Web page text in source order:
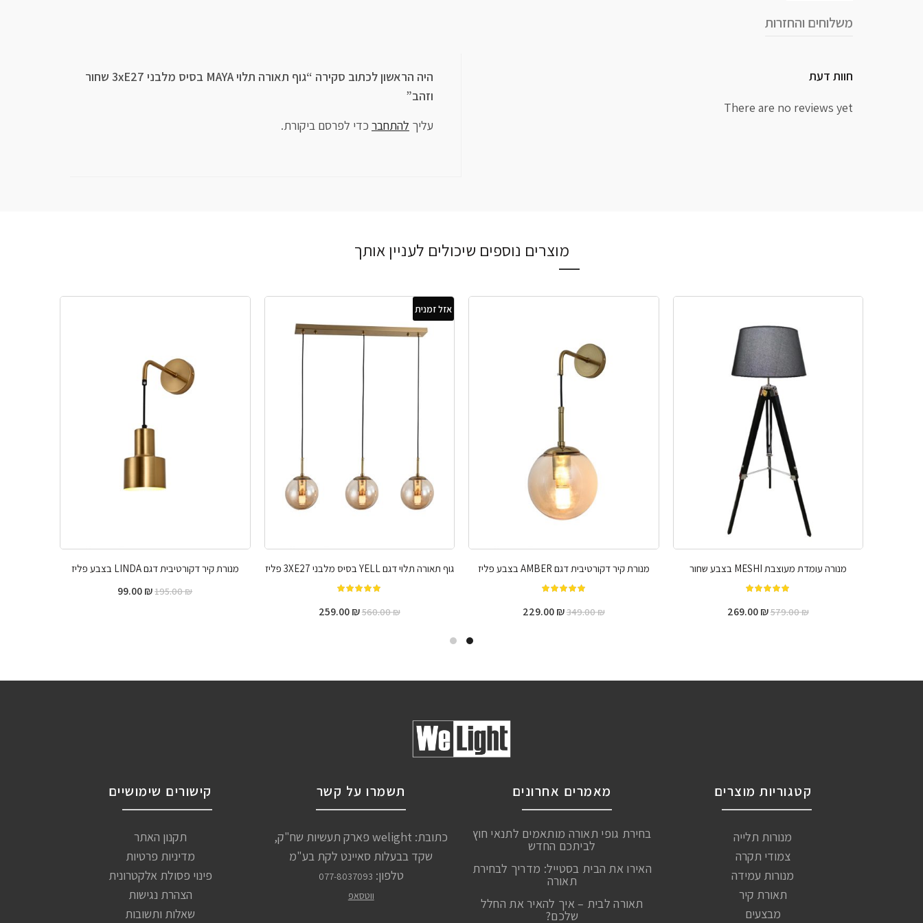
משלוחים והחזרות
חוות דעת
There are no reviews yet
היה הראשון לכתוב סקירה “גוף תאורה תלוי MAYA בסיס מלבני 3xE27 שחור
וזהב”
עליך להתחבר כדי לפרסם ביקורת.
מוצרים נוספים שיכולים לעניין אותך
מנורה עומדת מעוצבת MESHI בצבע שחור
579.00₪
269.00₪
מנורת קיר דקורטיבית דגם AMBER בצבע פליז
349.00₪
229.00₪
אזל זמנית
גוף תאורה תלוי דגם YELL בסיס מלבני 3XE27 פליז
560.00₪
259.00₪
מנורת קיר דקורטיבית דגם LINDA בצבע פליז
195.00₪
99.00₪
קטגוריות מוצרים
מנורות תלייה
צמודי תקרה
מנורות עמידה
תאורת קיר
מבצעים
מאמרים אחרונים
בחירת גופי תאורה מותאמים לתנאי חוץ
לביתכם החדש
האירו את הבית בסטייל: מדריך לבחירת
תאורה
תאורה לבית – איך להאיר את החלל
שלכם?
תשמרו על קשר
כתובת: welight פארק תעשיות שח"ק,
שקד בבעלות סאיינט לקת בע"מ
טלפון: 077-8037093
ווטסאפ
קישורים שימושיים
תקנון האתר
מדיניות פרטיות
פינוי פסולת אלקטרונית
הצהרת נגישות
שאלות ותשובות